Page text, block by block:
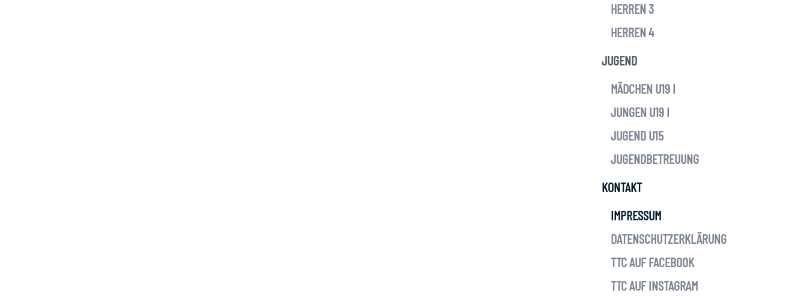
HERREN 3
HERREN 4
JUGEND
MÄDCHEN U19 I
JUNGEN U19 I
JUGEND U15
JUGENDBETREUUNG
KONTAKT
IMPRESSUM
DATENSCHUTZERKLÄRUNG
TTC AUF FACEBOOK
TTC AUF INSTAGRAM